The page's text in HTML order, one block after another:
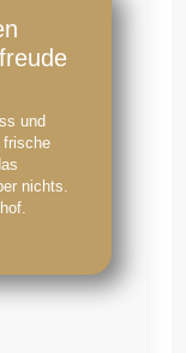
und
frische
nichts.